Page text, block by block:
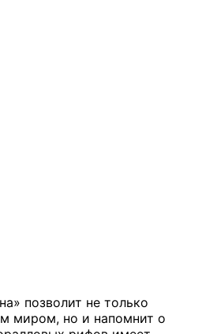
позволит не только
миром, но и напомнит о